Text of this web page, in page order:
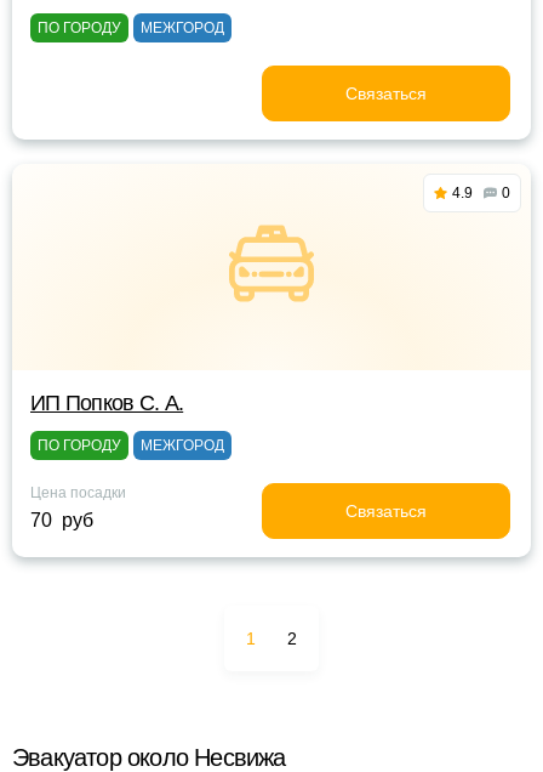
ПО ГОРОДУ МЕЖГОРОД
Связаться
4.9 0
ИП Попков С. А.
ПО ГОРОДУ МЕЖГОРОД
Цена посадки
70 руб Связаться
1 2
Эвакуатор около Несвижа